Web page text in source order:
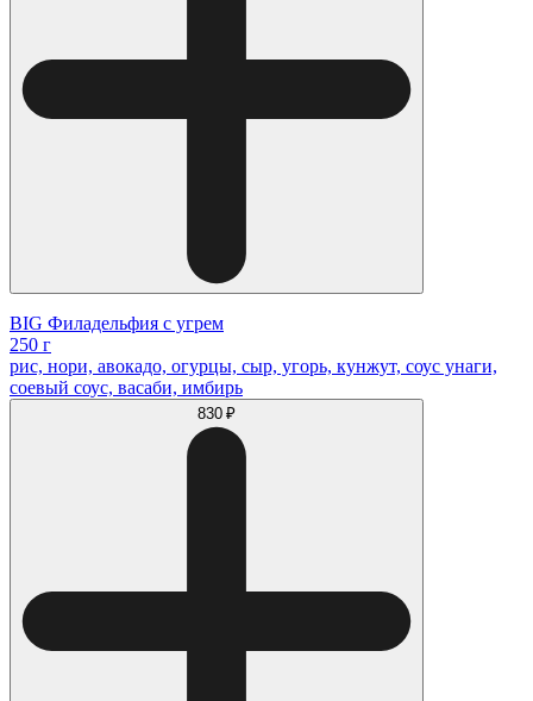
BIG Филадельфия с угрем
250 г
рис, нори, авокадо, огурцы, сыр, угорь, кунжут, соус унаги,
соевый соус, васаби, имбирь
830 ₽